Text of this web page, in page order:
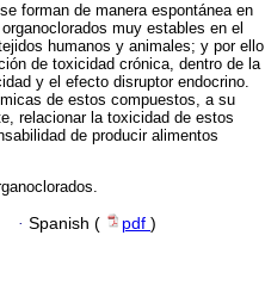
forman de manera espontánea en
muy estables en el
humanos y animales; y por ello
de toxicidad crónica, dentro de la
y el efecto disruptor endocrino.
de estos compuestos, a su
relacionar la toxicidad de estos
de producir alimentos
· Spanish ( pdf )